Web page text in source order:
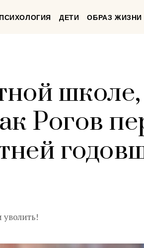
ПСИХОЛОГИЯ ДЕТИ ОБРАЗ ЖИЗНИ
Рогов
уволить!